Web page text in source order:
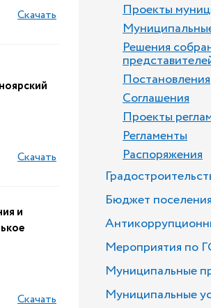
Скачать
Скачать
и
Скачать
Проекты
Решения
Постановления
Соглашения
Проекты
Регламенты
Распоряжения
Бюджет поселения
Мероприятия по
Муниципальные
Муниципальные